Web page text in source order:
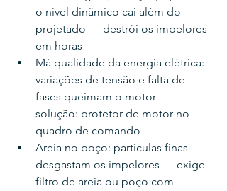
o nível dinâmico cai além do
projetado — destrói os impelores
em horas
Má qualidade da energia elétrica:
variações de tensão e falta de
fases queimam o motor —
solução: protetor de motor no
quadro de comando
Areia no poço: partículas finas
desgastam os impelores — exige
filtro de areia ou poço com